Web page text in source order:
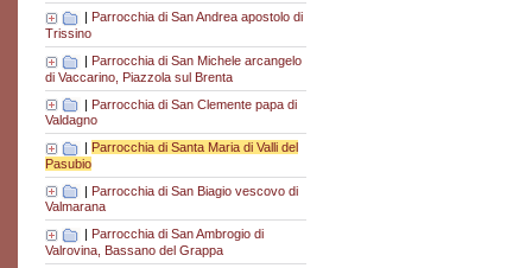
Parrocchia di San Andrea apostolo di
Trissino
| Parrocchia di San Michele arcangelo
di Vaccarino, Piazzola sul Brenta
| Parrocchia di San Clemente papa di
Valdagno
| Parrocchia di Santa Maria di Valli del
Pasubio
| Parrocchia di San Biagio vescovo di
Valmarana
| Parrocchia di San Ambrogio di
Valrovina, Bassano del Grappa